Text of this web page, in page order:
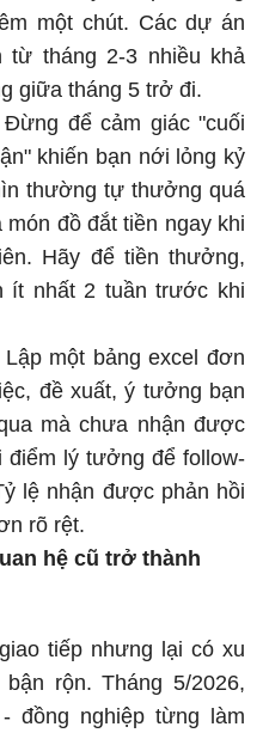
một chút. Các dự án
tháng 2-3 nhiều khả
giữa tháng 5 trở đi.
để cảm giác "cuối
khiến bạn nới lỏng kỷ
thường tự thưởng quá
đồ đắt tiền ngay khi
Hãy để tiền thưởng,
ít nhất 2 tuần trước khi
một bảng excel đơn
đề xuất, ý tưởng bạn
mà chưa nhận được
điểm lý tưởng để follow-
lệ nhận được phản hồi
rõ rệt.
hệ cũ trở thành
tiếp nhưng lại có xu
rộn. Tháng 5/2026,
đồng nghiệp từng làm